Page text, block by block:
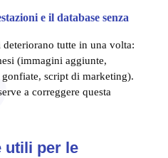
e il database senza
deteriorano tutte in una volta:
(immagini aggiunte,
script di marketing).
a correggere questa
utili per le